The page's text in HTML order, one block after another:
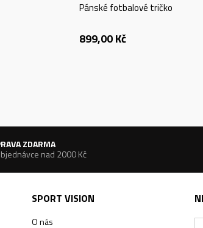
Pánské fotbalové tričko
899,00Kč
ZDARMA
nad 2000 Kč
SPORT VISION
O nás